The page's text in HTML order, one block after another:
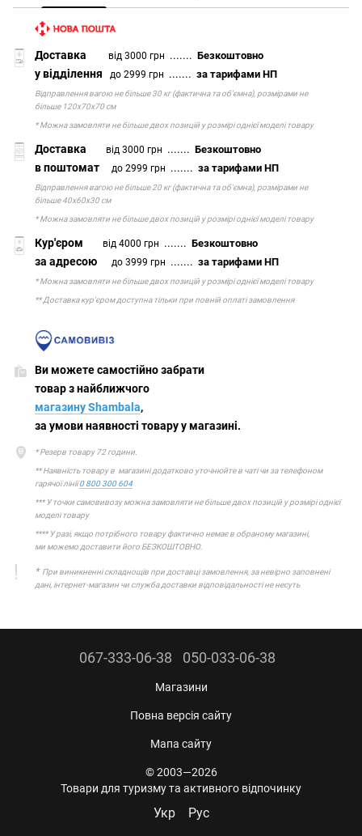
Доставка від 3000 грн .......Безкоштовно
у відділення до 2999 грн .......за тарифами НП
Відправлення вагою не більше 30 кг (фактична та об'ємна), розмірами не
більше 120х70х70 см
* Можна замовляти не більше двох позицій у розмірі однієї моделі товару
Доставка від 3000 грн .......Безкоштовно
в поштомат до 2999 грн .......за тарифами НП
Відправлення вагою не більше 20 кг (фактична та об'ємна), розмірами не
більше 40х60х30 см
* Можна замовляти не більше двох позицій у розмірі однієї моделі товару
Кур'єром від 4000 грн .......Безкоштовно
за адресою до 3999 грн .......за тарифами НП
* Можна замовляти не більше двох позицій у розмірі однієї моделі товару
** Доставка кур'єром доступна тільки при повній оплаті замовлення
Ви можете самостійно забрати
товар з найближчого
магазину Shambala,
за умови наявності товару у магазині.
* Резерв товару 72 години.
** Наявність товару в магазині додатково уточнюйте в чаті чи за телефоном
гарячої лінії0 800 300 604
*** У точки самовивозу можна замовляти не більше двох позицій у розмірі однієї
моделі товару
**** У разі, якщо потрібного товару фактично немає в обраному магазині,
ми можемо доставити його БЕЗКОШТОВНО.
*При виникненні складнощів при доставці замовлення, за невірно заповнені
дані, інтернет-магазин чи служба доставки відповідальності не несуть
067-333-06-38 050-033-06-38
Магазини
Повна версія сайту
Мапа сайту
© 2003—2026
Товари для туризму та активного відпочинку
Укр Рус